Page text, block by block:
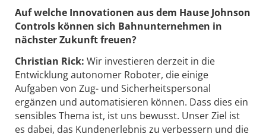
Auf welche Innovationen aus dem Hause Johnson
Controls können sich Bahnunternehmen in
nächster Zukunft freuen?
Christian Rick: Wir investieren derzeit in die
Entwicklung autonomer Roboter, die einige
Aufgaben von Zug- und Sicherheitspersonal
ergänzen und automatisieren können. Dass dies ein
sensibles Thema ist, ist uns bewusst. Unser Ziel ist
es dabei, das Kundenerlebnis zu verbessern und die